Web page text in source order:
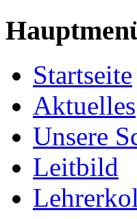
Startseite
Aktuelles
Unsere
Leitbild